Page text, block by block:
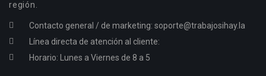
región.
Contacto general / de marketing: soporte@trabajosihay.la
Línea directa de atención al cliente:
Horario: Lunes a Viernes de 8 a 5